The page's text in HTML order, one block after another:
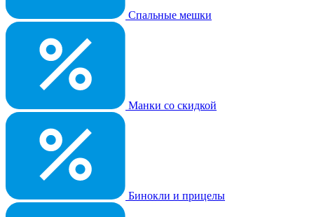
Спальные мешки
Манки со скидкой
Бинокли и прицелы